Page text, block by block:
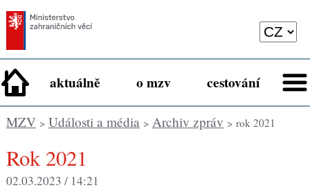
aktuálně o mzv cestování
MZV> Události a média> Archiv zpráv > rok 2021
rok 2021
02.03.2023 / 14:21